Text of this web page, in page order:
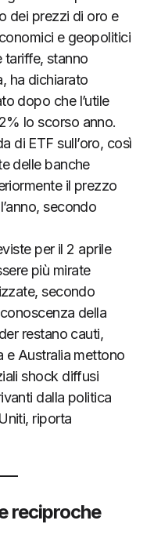
dei prezzi di oro e
e geopolitici
tariffe, stanno
ha dichiarato
dopo che l’utile
lo scorso anno.
di ETF sull’oro, così
delle banche
il prezzo
secondo
per il 2 aprile
più mirate
secondo
della
restano cauti,
e Australia mettono
shock diffusi
dalla politica
riporta
reciproche